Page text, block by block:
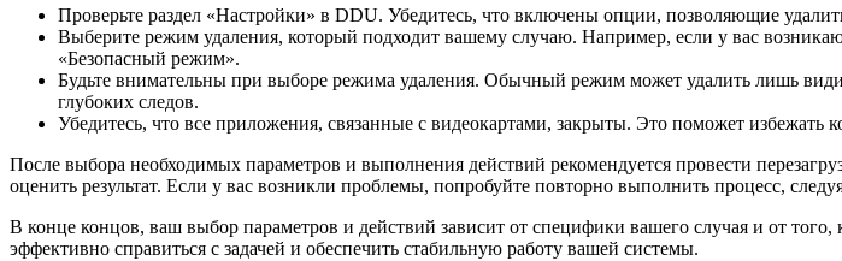
Проверьте раздел «Настройки» в DDU. Убедитесь, что включены опции, позволяющие
Выберите режим удаления, который подходит вашему случаю. Например, если у вас
«Безопасный режим».
Будьте внимательны при выборе режима удаления. Обычный режим может удалить лишь
глубоких следов.
Убедитесь, что все приложения, связанные с видеокартами, закрыты. Это поможет избежать
После выбора необходимых параметров и выполнения действий рекомендуется провести
оценить результат. Если у вас возникли проблемы, попробуйте повторно выполнить процесс,
В конце концов, ваш выбор параметров и действий зависит от специфики вашего случая и от
эффективно справиться с задачей и обеспечить стабильную работу вашей системы.